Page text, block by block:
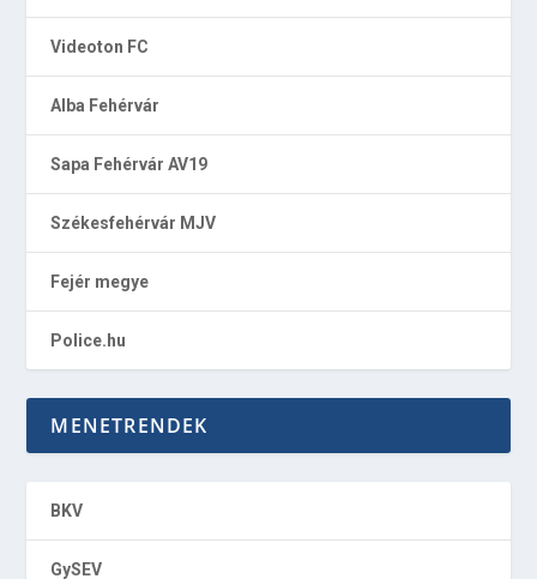
Videoton FC
Alba Fehérvár
Sapa Fehérvár AV19
Székesfehérvár MJV
Fejér megye
Police.hu
MENETRENDEK
BKV
GySEV